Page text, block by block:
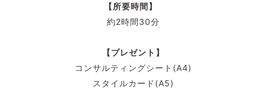
【所要時間】
約2時間30分
【プレゼント】
コンサルティングシート(A4)
スタイルカード(A5)